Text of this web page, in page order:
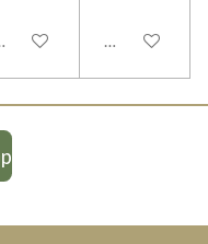
In winkelwagen In winkelwagen